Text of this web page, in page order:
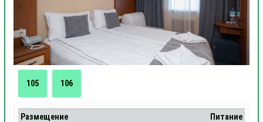
105 106
Размещение
Питание